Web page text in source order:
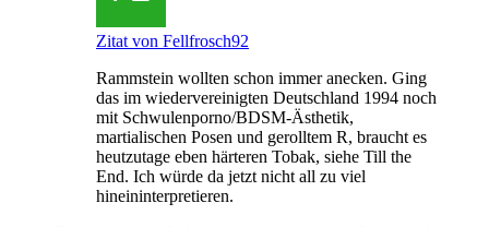
Zitat von Fellfrosch92
Rammstein wollten schon immer anecken. Ging
das im wiedervereinigten Deutschland 1994 noch
mit Schwulenporno/BDSM-Ästhetik,
martialischen Posen und gerolltem R, braucht es
heutzutage eben härteren Tobak, siehe Till the
End. Ich würde da jetzt nicht all zu viel
hineininterpretieren.